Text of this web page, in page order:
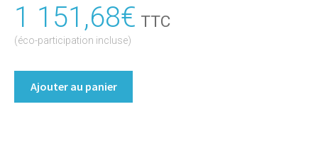
1 151,68€ TTC
(éco-participation incluse)
Ajouter au panier